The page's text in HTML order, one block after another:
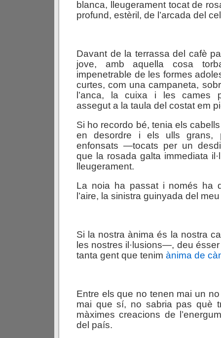
blanca, lleugerament tocat de
profund, estèril, de l’arcada del
Davant de la terrassa del cafè
jove, amb aquella cosa
impenetrable de les formes
curtes, com una campaneta,
l’anca, la cuixa i les cames
assegut a la taula del costat em
Si ho recordo bé, tenia els
en desordre i els ulls grans,
enfonsats —tocats per un
que la rosada galta immediata
lleugerament.
La noia ha passat i només ha
l’aire, la sinistra guinyada del
Si la nostra ànima és la nostra
les nostres il·lusions—, deu
tanta gent que tenim ànima de
Entre els que no tenen mai un
mai que sí, no sabria pas què
màximes creacions de
del país.